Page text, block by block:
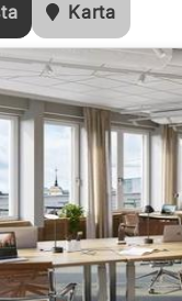
Karta